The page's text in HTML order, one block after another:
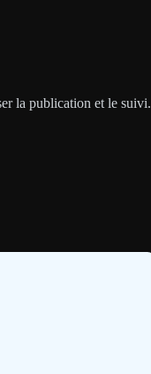
la publication et le suivi.